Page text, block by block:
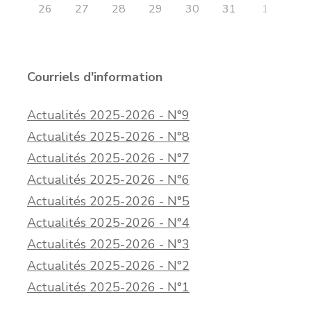
26 27 28 29 30 31 1
Courriels d'information
Actualités 2025-2026 - N°9
Actualités 2025-2026 - N°8
Actualités 2025-2026 - N°7
Actualités 2025-2026 - N°6
Actualités 2025-2026 - N°5
Actualités 2025-2026 - N°4
Actualités 2025-2026 - N°3
Actualités 2025-2026 - N°2
Actualités 2025-2026 - N°1